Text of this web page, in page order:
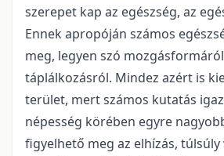
szerepet kap az egészség, az
Ennek apropóján számos
meg, legyen szó
táplálkozásról. Mindez azért is
terület, mert számos kutatás
népesség körében egyre
figyelhető meg az elhízás, túlsúly